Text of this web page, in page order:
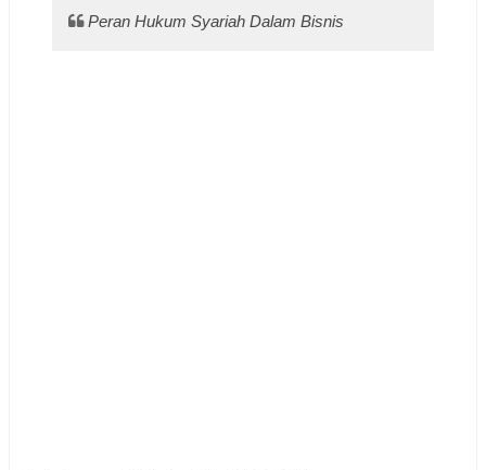
Peran Hukum Syariah Dalam Bisnis